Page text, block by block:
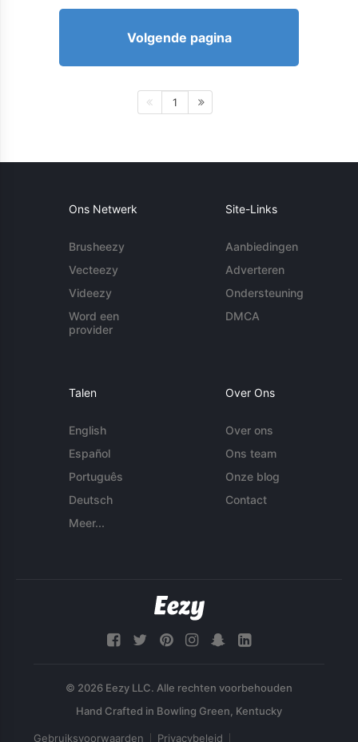
Volgende pagina
1
Ons Netwerk
Brusheezy
Vecteezy
Videezy
Word een
provider
Site-Links
Aanbiedingen
Adverteren
Ondersteuning
DMCA
Talen
English
Español
Português
Deutsch
Meer...
Over Ons
Over ons
Ons team
Onze blog
Contact
© 2026 Eezy LLC. Alle rechten voorbehouden
Gebruiksvoorwaarden Privacybeleid